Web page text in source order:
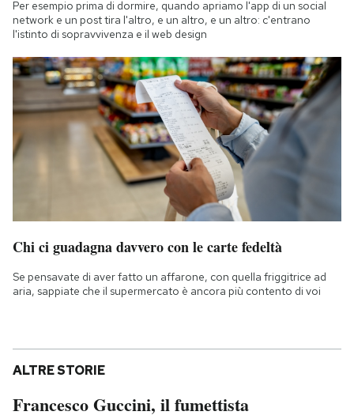
Per esempio prima di dormire, quando apriamo l'app di un social
network e un post tira l'altro, e un altro, e un altro: c'entrano
l'istinto di sopravvivenza e il web design
Chi ci guadagna davvero con le carte fedeltà
Se pensavate di aver fatto un affarone, con quella friggitrice ad
aria, sappiate che il supermercato è ancora più contento di voi
ALTRE STORIE
Francesco Guccini, il fumettista